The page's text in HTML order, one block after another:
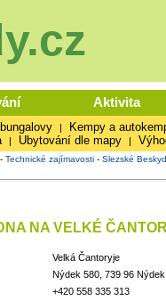
Aktivita
| Kempy a
| Ubytování dle mapy |
- Technické zajímavosti - Slezské
NA VELKÉ
Velká Čantoryje
Nýdek 580, 739 96 Nýdek
+420 558 335 313